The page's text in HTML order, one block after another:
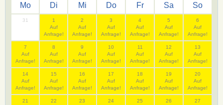
Mo Di Mi Do Fr Sa So
31
1
Auf
Anfrage!
2
Auf
Anfrage!
3
Auf
Anfrage!
4
Auf
Anfrage!
5
Auf
Anfrage!
6
Auf
Anfrage!
7
Auf
Anfrage!
8
Auf
Anfrage!
9
Auf
Anfrage!
10
Auf
Anfrage!
11
Auf
Anfrage!
12
Auf
Anfrage!
13
Auf
Anfrage!
14
Auf
Anfrage!
15
Auf
Anfrage!
16
Auf
Anfrage!
17
Auf
Anfrage!
18
Auf
Anfrage!
19
Auf
Anfrage!
20
Auf
Anfrage!
21
22
23
24
25
26
27